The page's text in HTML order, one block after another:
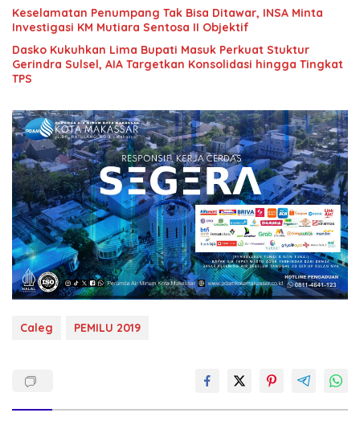
Keselamatan Penumpang Tak Bisa Ditawar, INSA Minta
Investigasi KM Mutiara Sentosa II Objektif
Dasko Kukuhkan Lima Bupati Masuk Perkuat Stuktur
Gerindra Sulsel, AIA Targetkan Konsolidasi hingga Tingkat
TPS
Caleg PEMILU 2019